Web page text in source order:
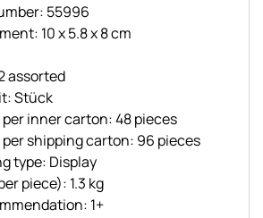
55996
10 x 5.8 x 8 cm
assorted
Stück
inner carton: 48 pieces
shipping carton: 96 pieces
type: Display
piece): 1.3 kg
1+